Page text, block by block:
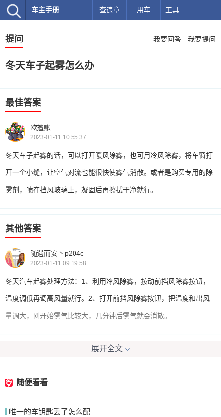
车主手册 查违章 用车 工具
提问 我要回答 我要提问
冬天车子起雾怎么办
最佳答案
欧擅账
2023-01-11 10:55:37
冬天车子起雾的话，可以打开暖风除雾，也可用冷风除雾，将车窗打
开一个小缝，让空气对流也能很快使雾气消散。或者是购买专用的除
雾剂，喷在挡风玻璃上，凝固后再擦拭干净就行。
其他答案
随遇而安丶p204c
2023-01-11 09:19:58
冬天汽车起雾处理方法：1、利用冷风除雾，按动前挡风除雾按钮，
温度调低再调高风量就行。2、打开前挡风除雾按钮，把温度和出风
量调大，刚开始雾气比较大，几分钟后雾气就会消散。
展开全文
随便看看
唯一的车钥匙丢了怎么配